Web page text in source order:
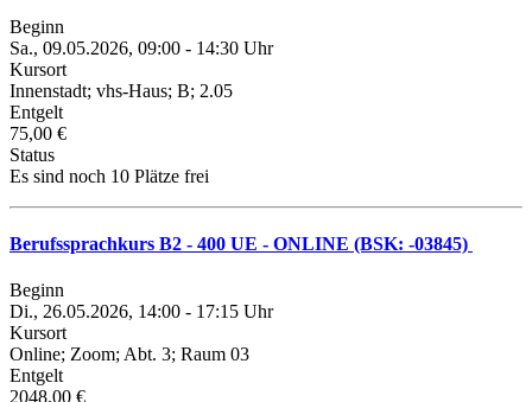
Beginn
Sa., 09.05.2026, 09:00 - 14:30 Uhr
Kursort
Innenstadt; vhs-Haus; B; 2.05
Entgelt
75,00 €
Status
Es sind noch 10 Plätze frei
Berufssprachkurs B2 - 400 UE - ONLINE (BSK: -03845)
Beginn
Di., 26.05.2026, 14:00 - 17:15 Uhr
Kursort
Online; Zoom; Abt. 3; Raum 03
Entgelt
2048,00 €